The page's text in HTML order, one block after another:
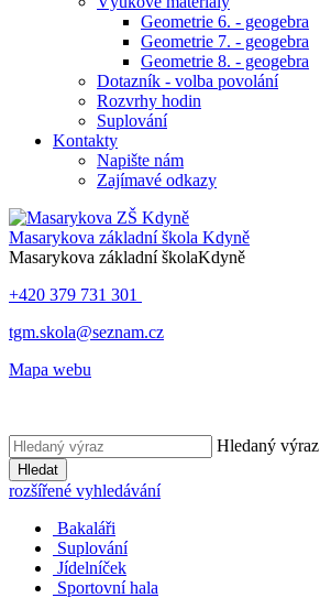
Geometrie 6. - geogebra
Geometrie 7. - geogebra
Geometrie 8. - geogebra
Dotazník - volba povolání
Rozvrhy hodin
Suplování
Kontakty
Napište nám
Zajímavé odkazy
Masarykova základní škola Kdyně
Masarykova základní školaKdyně
+420 379 731 301
tgm.skola@seznam.cz
Mapa webu
Hledaný výraz
Hledat
rozšířené vyhledávání
Bakaláři
Suplování
Jídelníček
Sportovní hala